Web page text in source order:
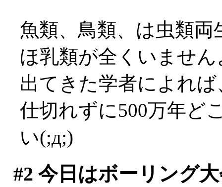
魚類、鳥類、は虫類
ほ乳類が全くいません
出てきた学者によれ
仕切れずに500万年ど
い(;д;)
#2 今日はボーリング